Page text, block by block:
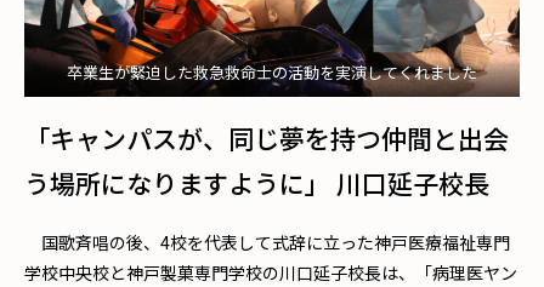
卒業生が緊迫した救急救命士の活動を実演してくれました
「キャンパスが、同じ夢を持つ仲間と出会
う場所になりますように」 川口延子校長
国歌斉唱の後、4校を代表して式辞に立った神戸医療福祉専門
学校中央校と神戸製菓専門学校の川口延子校長は、「病理医ヤン